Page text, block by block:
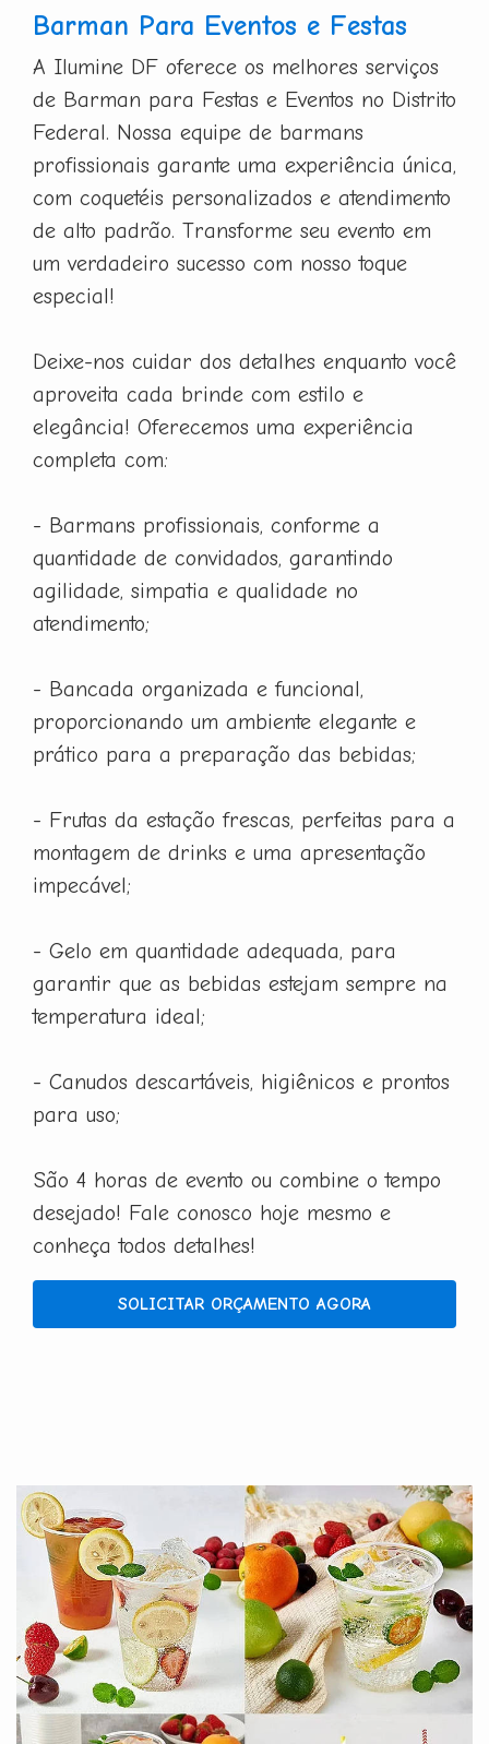
Barman Para Eventos e Festas
A Ilumine DF oferece os melhores serviços
de Barman para Festas e Eventos no Distrito
Federal. Nossa equipe de barmans
profissionais garante uma experiência única,
com coquetéis personalizados e atendimento
de alto padrão. Transforme seu evento em
um verdadeiro sucesso com nosso toque
especial!
Deixe-nos cuidar dos detalhes enquanto você
aproveita cada brinde com estilo e
elegância! Oferecemos uma experiência
completa com:
- Barmans profissionais, conforme a
quantidade de convidados, garantindo
agilidade, simpatia e qualidade no
atendimento;
- Bancada organizada e funcional,
proporcionando um ambiente elegante e
prático para a preparação das bebidas;
- Frutas da estação frescas, perfeitas para a
montagem de drinks e uma apresentação
impecável;
- Gelo em quantidade adequada, para
garantir que as bebidas estejam sempre na
temperatura ideal;
- Canudos descartáveis, higiênicos e prontos
para uso;
São 4 horas de evento ou combine o tempo
desejado! Fale conosco hoje mesmo e
conheça todos detalhes!
SOLICITAR ORÇAMENTO AGORA